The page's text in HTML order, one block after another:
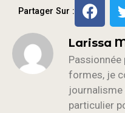
Partager Sur :
Larissa
formes, je
particulier